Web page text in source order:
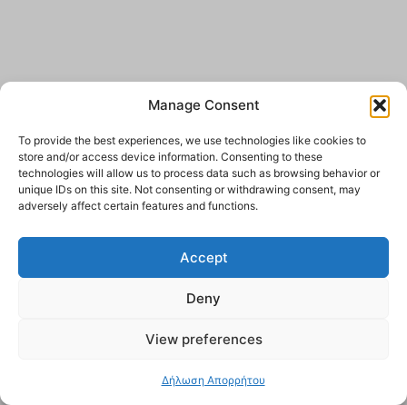
Manage Consent
To provide the best experiences, we use technologies like cookies to
store and/or access device information. Consenting to these
technologies will allow us to process data such as browsing behavior or
unique IDs on this site. Not consenting or withdrawing consent, may
adversely affect certain features and functions.
Accept
Deny
View preferences
Δήλωση Απορρήτου